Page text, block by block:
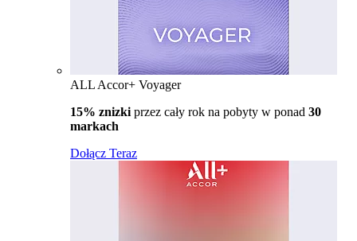
ALL Accor+ Voyager
15% znizki przez cały rok na pobyty w ponad 30
markach
Dołącz Teraz